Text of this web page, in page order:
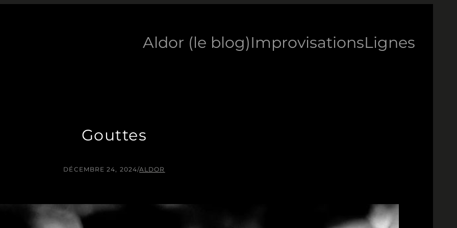
Aldor (le blog)ImprovisationsLignes
Gouttes
DÉCEMBRE 24, 2024/ALDOR